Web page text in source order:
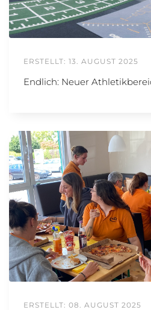
ERSTELLT: 13. AUGUST 2025
Endlich: Neuer
ERSTELLT: 08. AUGUST 2025